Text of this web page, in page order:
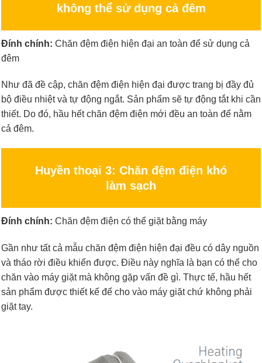
không thể sử dụng cả đêm
Đính chính: Chăn đệm điện hiện đại an toàn để sử dụng cả
đêm
Như đã đề cập, chăn đệm điện hiện đại được trang bị đầy đủ
bộ điều nhiệt và tự động ngắt. Sản phẩm sẽ tự động tắt khi cần
thiết. Do đó, hầu hết chăn đệm điện mới đều an toàn để nằm
cả đêm.
Huyền thoại 3: Chăn đệm điện khó
làm sạch
Đính chính: Chăn đệm điện có thể giặt bằng máy
Gần như tất cả mẫu chăn đệm điện hiện đại đều có dây nguồn
và tháo rời điều khiển được. Điều này nghĩa là bạn có thể cho
chăn vào máy giặt mà không gặp vấn đề gì. Thực tế, hầu hết
sản phẩm được thiết kế để cho vào máy giặt chứ không phải
giặt tay.